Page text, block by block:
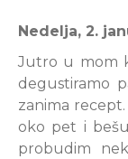
Nedelja, 2.
Jutro u mom
degustiramo
zanima
oko pet i
probudim